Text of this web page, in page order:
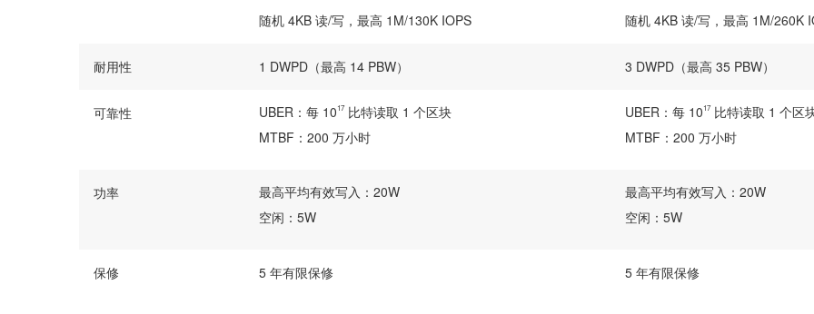
随机 4KB 读/写，最高 1M/130K IOPS 随机 4KB 读/写，最高 1M/260K
耐用性 1 DWPD（最高 14 PBW） 3 DWPD（最高 35 PBW）
可靠性 UBER：每 1017比特读取 1 个区块
MTBF：200 万小时
UBER：每 1017比特读取 1 个区
MTBF：200 万小时
功率
最高平均有效写入：20W
空闲：5W
最高平均有效写入：20W
空闲：5W
保修 5 年有限保修 5 年有限保修